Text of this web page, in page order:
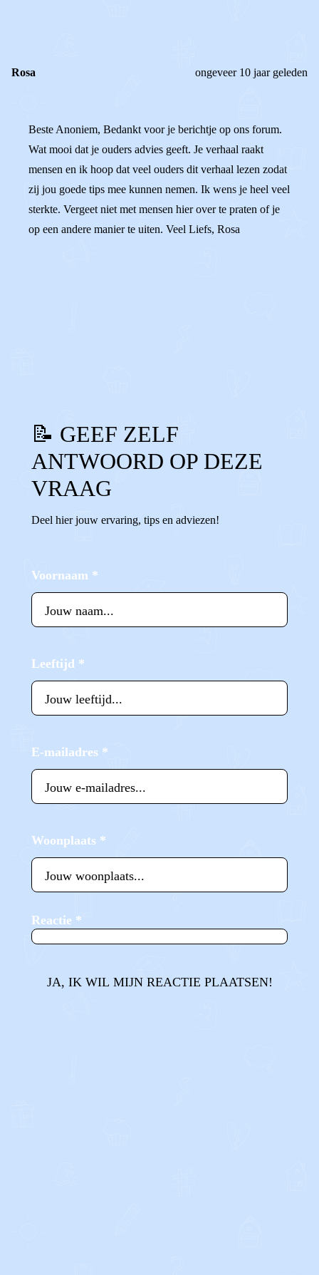
Rosa ongeveer 10 jaar geleden
Beste Anoniem, Bedankt voor je berichtje op ons forum.
Wat mooi dat je ouders advies geeft. Je verhaal raakt
mensen en ik hoop dat veel ouders dit verhaal lezen zodat
zij jou goede tips mee kunnen nemen. Ik wens je heel veel
sterkte. Vergeet niet met mensen hier over te praten of je
op een andere manier te uiten. Veel Liefs, Rosa
📝 GEEF ZELF
ANTWOORD OP DEZE
VRAAG
Deel hier jouw ervaring, tips en adviezen!
Voornaam *
Leeftijd *
E-mailadres *
Woonplaats *
Reactie *
JA, IK WIL MIJN REACTIE PLAATSEN!